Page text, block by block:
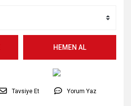
HEMEN AL
Tavsiye Et Yorum Yaz